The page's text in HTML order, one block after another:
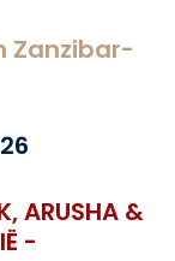
Zanzibar-
ARUSHA &
-